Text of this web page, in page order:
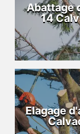
Abattage
14
Elagage